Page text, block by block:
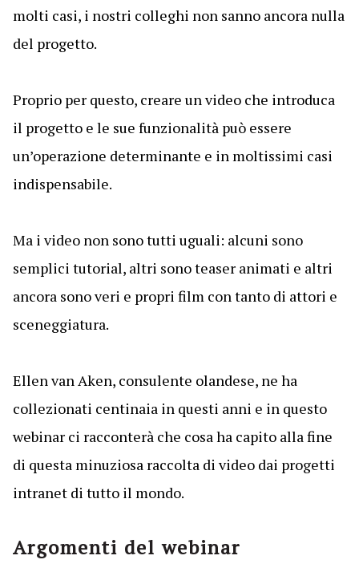
molti casi, i nostri colleghi non sanno ancora nulla
del progetto.
Proprio per questo, creare un video che introduca
il progetto e le sue funzionalità può essere
un’operazione determinante e in moltissimi casi
indispensabile.
Ma i video non sono tutti uguali: alcuni sono
semplici tutorial, altri sono teaser animati e altri
ancora sono veri e propri film con tanto di attori e
sceneggiatura.
Ellen van Aken, consulente olandese, ne ha
collezionati centinaia in questi anni e in questo
webinar ci racconterà che cosa ha capito alla fine
di questa minuziosa raccolta di video dai progetti
intranet di tutto il mondo.
Argomenti del webinar